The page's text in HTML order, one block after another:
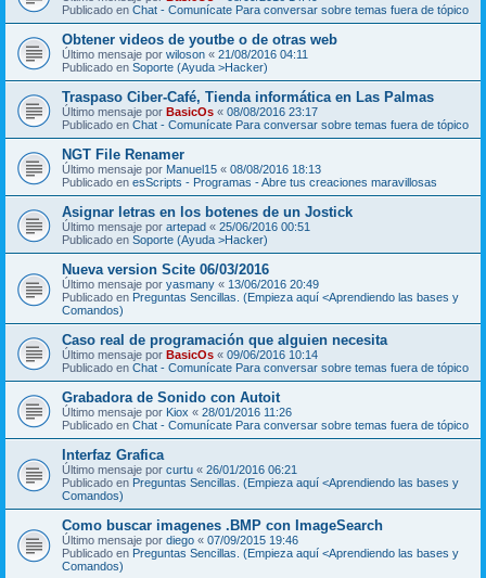
Publicado en Chat - Comunícate Para conversar sobre temas fuera de tópico
Obtener videos de youtbe o de otras web
Último mensaje por wiloson « 21/08/2016 04:11
Publicado en Soporte (Ayuda >Hacker)
Traspaso Ciber-Café, Tienda informática en Las Palmas
Último mensaje por BasicOs « 08/08/2016 23:17
Publicado en Chat - Comunícate Para conversar sobre temas fuera de tópico
NGT File Renamer
Último mensaje por Manuel15 « 08/08/2016 18:13
Publicado en esScripts - Programas - Abre tus creaciones maravillosas
Asignar letras en los botenes de un Jostick
Último mensaje por artepad « 25/06/2016 00:51
Publicado en Soporte (Ayuda >Hacker)
Nueva version Scite 06/03/2016
Último mensaje por yasmany « 13/06/2016 20:49
Publicado en Preguntas Sencillas. (Empieza aquí <Aprendiendo las bases y
Comandos)
Caso real de programación que alguien necesita
Último mensaje por BasicOs « 09/06/2016 10:14
Publicado en Chat - Comunícate Para conversar sobre temas fuera de tópico
Grabadora de Sonido con Autoit
Último mensaje por Kiox « 28/01/2016 11:26
Publicado en Chat - Comunícate Para conversar sobre temas fuera de tópico
Interfaz Grafica
Último mensaje por curtu « 26/01/2016 06:21
Publicado en Preguntas Sencillas. (Empieza aquí <Aprendiendo las bases y
Comandos)
Como buscar imagenes .BMP con ImageSearch
Último mensaje por diego « 07/09/2015 19:46
Publicado en Preguntas Sencillas. (Empieza aquí <Aprendiendo las bases y
Comandos)